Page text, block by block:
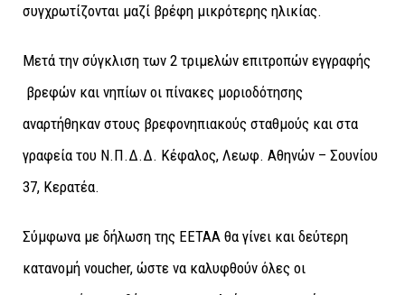
συγχρωτίζονται μαζί βρέφη μικρότερης ηλικίας.
Μετά την σύγκλιση των 2 τριμελών επιτροπών εγγραφής
βρεφών και νηπίων οι πίνακες μοριοδότησης
αναρτήθηκαν στους βρεφονηπιακούς σταθμούς και στα
γραφεία του Ν.Π.Δ.Δ. Κέφαλος, Λεωφ. Αθηνών – Σουνίου
37, Κερατέα.
Σύμφωνα με δήλωση της ΕΕΤΑΑ θα γίνει και δεύτερη
κατανομή voucher, ώστε να καλυφθούν όλες οι